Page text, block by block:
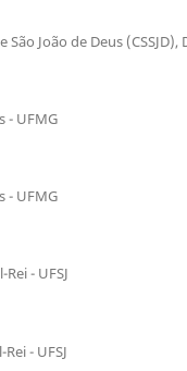
João de Deus
- UFMG
- UFMG
- UFSJ
- UFSJ